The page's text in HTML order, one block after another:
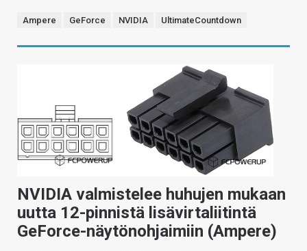
Ampere GeForce NVIDIA UltimateCountdown
NVIDIA valmistelee huhujen mukaan
uutta 12-pinnistä lisävirtaliitintä
GeForce-näytönohjaimiin (Ampere)